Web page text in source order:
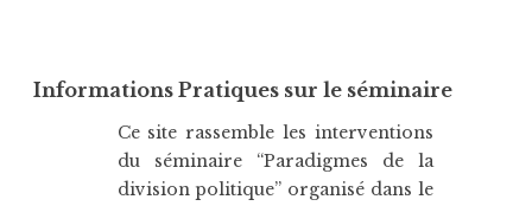
Informations Pratiques sur le séminaire
Ce site rassemble les interventions
du séminaire “Paradigmes de la
division politique” organisé dans le